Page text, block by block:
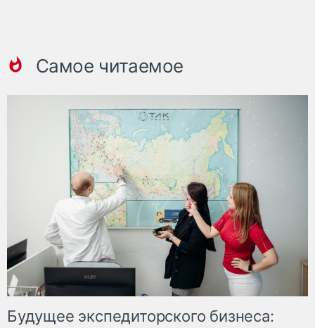
Самое читаемое
Будущее экспедиторского бизнеса: